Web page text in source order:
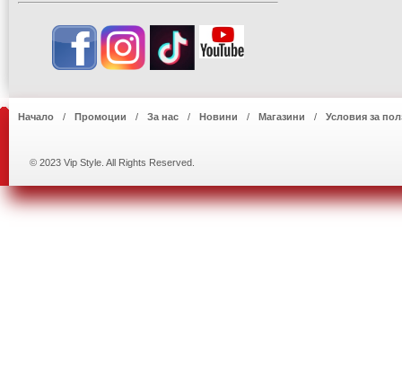
Начало Промоции За нас Новини Магазини Условия за
© 2023 Vip Style. All Rights Reserved.